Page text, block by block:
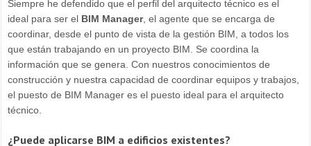
Siempre he defendido que el perfil del arquitecto técnico es el
ideal para ser el BIM Manager, el agente que se encarga de
coordinar, desde el punto de vista de la gestión BIM, a todos los
que están trabajando en un proyecto BIM. Se coordina la
información que se genera. Con nuestros conocimientos de
construcción y nuestra capacidad de coordinar equipos y trabajos,
el puesto de BIM Manager es el puesto ideal para el arquitecto
técnico.
¿Puede aplicarse BIM a edificios existentes?